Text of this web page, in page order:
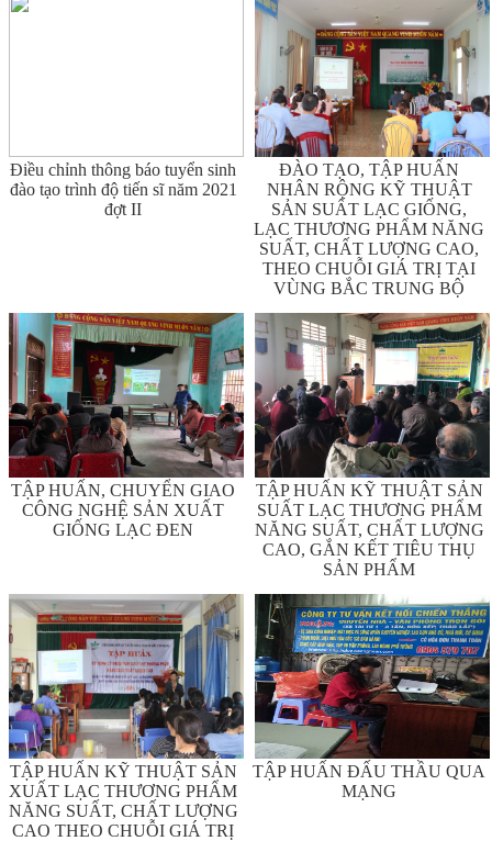
Điều chỉnh thông báo tuyển sinh
đào tạo trình độ tiến sĩ năm 2021
đợt II
ĐÀO TẠO, TẬP HUẤN
NHÂN RỘNG KỸ THUẬT
SẢN SUẤT LẠC GIỐNG,
LẠC THƯƠNG PHẨM NĂNG
SUẤT, CHẤT LƯỢNG CAO,
THEO CHUỖI GIÁ TRỊ TẠI
VÙNG BẮC TRUNG BỘ
TẬP HUẤN, CHUYỂN GIAO
CÔNG NGHỆ SẢN XUẤT
GIỐNG LẠC ĐEN
TẬP HUẤN KỸ THUẬT SẢN
SUẤT LẠC THƯƠNG PHẨM
NĂNG SUẤT, CHẤT LƯỢNG
CAO, GẮN KẾT TIÊU THỤ
SẢN PHẨM
TẬP HUẤN KỸ THUẬT SẢN
XUẤT LẠC THƯƠNG PHẨM
NĂNG SUẤT, CHẤT LƯỢNG
CAO THEO CHUỖI GIÁ TRỊ
TẬP HUẤN ĐẤU THẦU QUA
MẠNG